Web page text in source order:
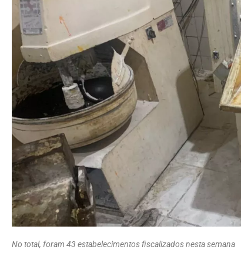
No total, foram 43 estabelecimentos fiscalizados nesta semana